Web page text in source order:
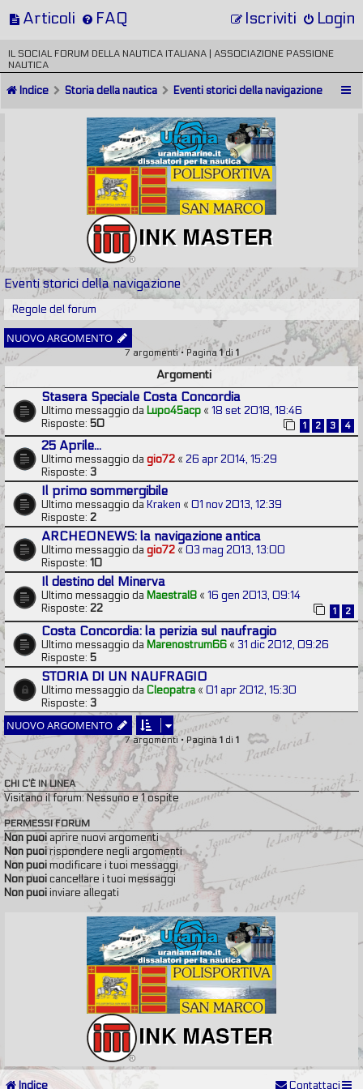
Articoli FAQ Login
Iscriviti
IL SOCIAL FORUM DELLA NAUTICA ITALIANA | ASSOCIAZIONE PASSIONE
NAUTICA
Indice Storia della nautica Eventi storici della navigazione
Eventi storici della navigazione
Regole del forum
NUOVO ARGOMENTO
7 argomenti • Pagina 1di 1
Argomenti
Stasera Speciale Costa Concordia
Ultimo messaggio da Lupo45acp « 18 set 2018, 18:46
Risposte: 50 1 2 3 4
25 Aprile...
Ultimo messaggio dagio72 « 26 apr 2014, 15:29
Risposte: 3
Il primo sommergibile
Ultimo messaggio daKraken « 01 nov 2013, 12:39
Risposte: 2
ARCHEONEWS: la navigazione antica
Ultimo messaggio dagio72 « 03 mag 2013, 13:00
Risposte: 10
Il destino del Minerva
Ultimo messaggio daMaestral8 « 16 gen 2013, 09:14
Risposte: 22 1 2
Costa Concordia: la perizia sul naufragio
Ultimo messaggio da Marenostrum66 « 31 dic 2012, 09:26
Risposte: 5
STORIA DI UN NAUFRAGIO
Ultimo messaggio daCleopatra « 01 apr 2012, 15:30
Risposte: 3
NUOVO ARGOMENTO
7 argomenti • Pagina 1di 1
CHI C’È IN LINEA
Visitano il forum: Nessuno e 1 ospite
PERMESSI FORUM
Non puoiaprire nuovi argomenti
Non puoirispondere negli argomenti
Non puoimodificare i tuoi messaggi
Non puoicancellare i tuoi messaggi
Non puoiinviare allegati
Indice Contattaci